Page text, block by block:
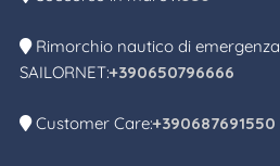
Rimorchio nautico di emergenza
SAILORNET:+390650796666
Customer Care:+390687691550